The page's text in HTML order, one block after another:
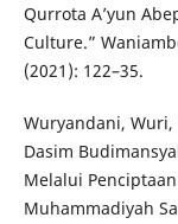
Qurrota A’yun
Culture.”
(2021): 122–35.
Wuryandani,
Dasim
Melalui
Muhammadiyah